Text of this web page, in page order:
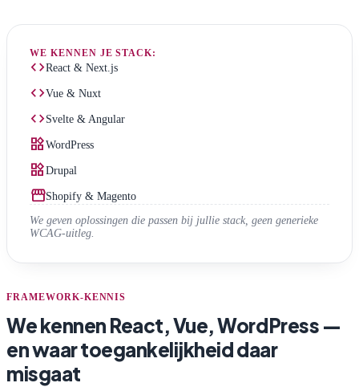
WE KENNEN JE STACK:
codeReact & Next.js
codeVue & Nuxt
codeSvelte & Angular
widgetsWordPress
widgetsDrupal
storefrontShopify & Magento
We geven oplossingen die passen bij jullie stack, geen generieke
WCAG-uitleg.
FRAMEWORK-KENNIS
We kennen React, Vue, WordPress —
en waar toegankelijkheid daar
misgaat